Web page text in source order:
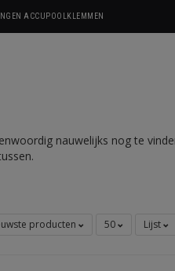
ACCUPOOLKLEMMEN
nauwelijks nog te
producten 50 Lijst